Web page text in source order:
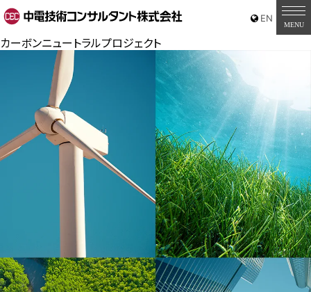
カーボンニュートラルプロジェクト